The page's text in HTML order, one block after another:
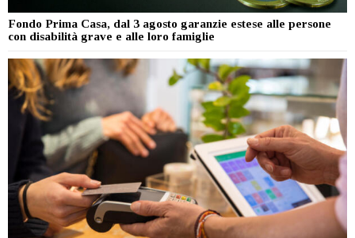
Fondo Prima Casa, dal 3 agosto garanzie estese alle persone
con disabilità grave e alle loro famiglie